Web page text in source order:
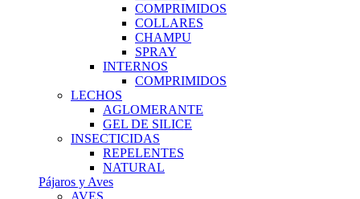
COMPRIMIDOS
COLLARES
CHAMPU
SPRAY
INTERNOS
COMPRIMIDOS
LECHOS
AGLOMERANTE
GEL DE SILICE
INSECTICIDAS
REPELENTES
NATURAL
Pájaros y Aves
AVES